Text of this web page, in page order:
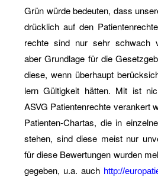
Grün würde be­deu­ten, dass
drück­lich auf den
rech­te sind nur sehr schwach
aber Grund­la­ge für die
diese, wenn über­haupt
lern Gül­tig­keit hät­ten. Mit ist
ASVG Pa­ti­en­ten­rech­te ver­an­kert
Pa­ti­en­ten-Char­tas, die in
ste­hen, sind diese meist nur
für diese Be­wer­tun­gen wur­den
ge­ge­ben, u.a. auch http://​